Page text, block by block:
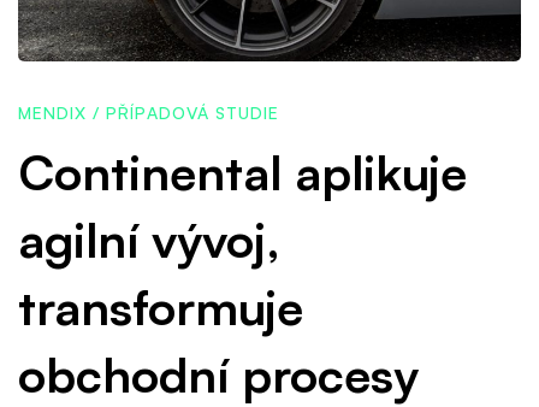
vývoj,
transformuje
obchodní
procesy
MENDIX / PŘÍPADOVÁ STUDIE
Continental aplikuje
agilní vývoj,
transformuje
obchodní procesy